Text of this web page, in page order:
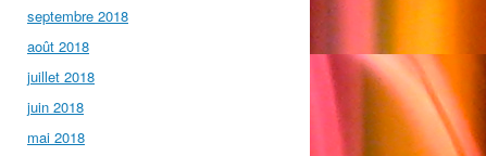
septembre 2018
août 2018
juillet 2018
juin 2018
mai 2018